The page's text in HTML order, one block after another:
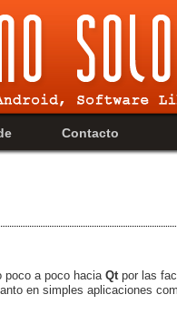
Contacto
poco a poco hacia Qt por las
en simples aplicaciones